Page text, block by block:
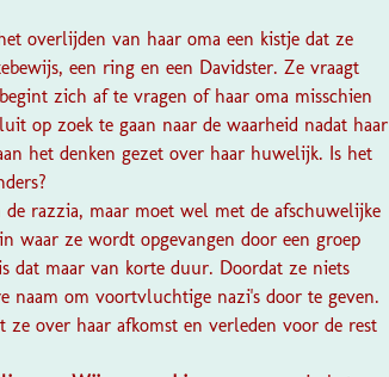
overlijden van haar oma een kistje dat ze
een ring en een Davidster. Ze vraagt
zich af te vragen of haar oma misschien
op zoek te gaan naar de waarheid nadat haar
het denken gezet over haar huwelijk. Is het
razzia, maar moet wel met de afschuwelijke
waar ze wordt opgevangen door een groep
dat maar van korte duur. Doordat ze niets
naam om voortvluchtige nazi's door te geven.
over haar afkomst en verleden voor de rest